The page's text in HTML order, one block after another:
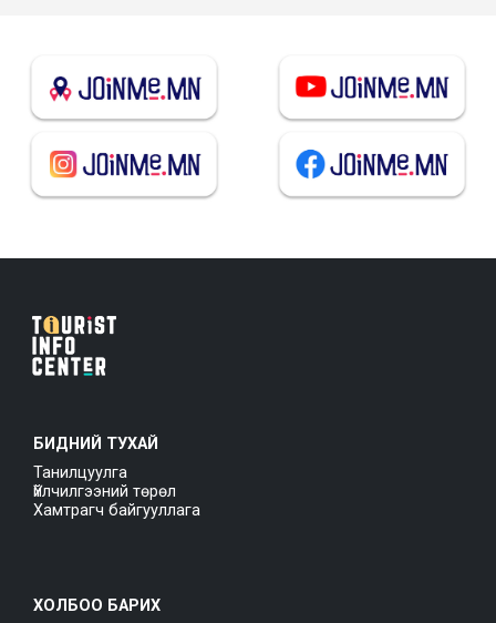
БИДНИЙ ТУХАЙ
Танилцуулга
Үйлчилгээний төрөл
Хамтрагч байгууллага
ХОЛБОО БАРИХ